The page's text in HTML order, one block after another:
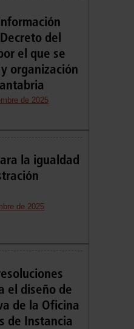
del
el que se
organización
de 2025
la igualdad
de 2025
el diseño de
de la Oficina
de Instancia